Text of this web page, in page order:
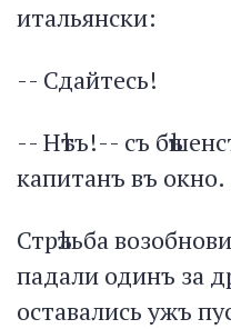
итальянски:
-- Сдайтесь!
-- Нѣтъ!-- съ
капитанъ въ окно.
Стрѣльба
падали одинъ за
оставались ужъ